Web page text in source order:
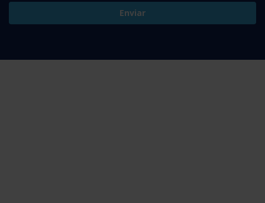
Enviar